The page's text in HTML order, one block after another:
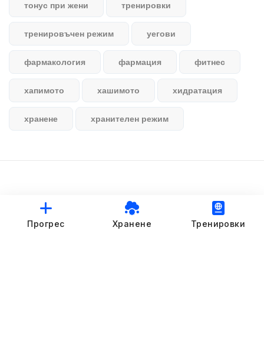
тонус при жени тренировки
тренировъчен режим уегови
фармакология фармация фитнес
хапимото хашимото хидратация
хранене хранителен режим
© StankovFit Progress App | 2025
Прогрес Хранене Тренировки